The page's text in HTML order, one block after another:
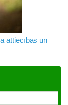
attiecības un